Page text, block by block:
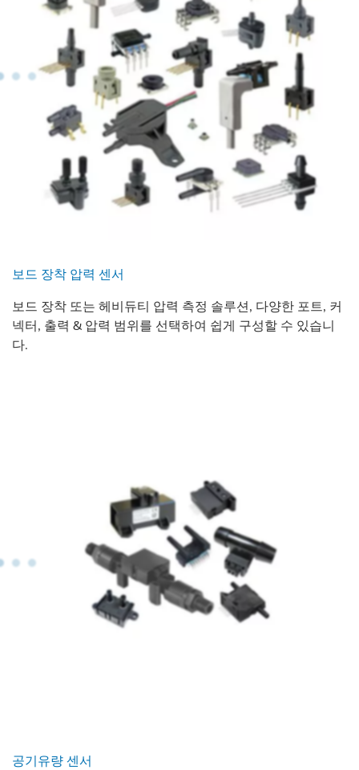
보드 장착 압력 센서
보드 장착 또는 헤비듀티 압력 측정 솔루션, 다양한 포트, 커
넥터, 출력 & 압력 범위를 선택하여 쉽게 구성할 수 있습니
다.
공기유량 센서